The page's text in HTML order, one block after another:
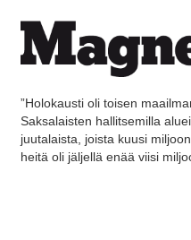
”Holokausti oli toisen
Saksalaisten hallitsemilla
juutalaista, joista kuusi
heitä oli jäljellä enää viisi